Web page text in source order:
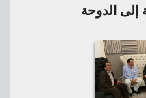
الدوحة